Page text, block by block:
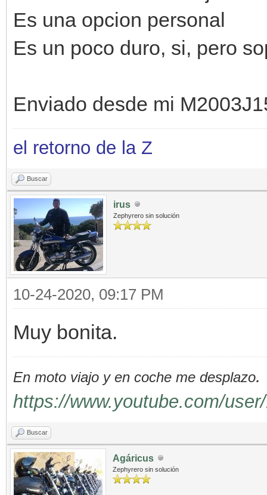
Es una opcion personal
Es un poco duro, si, pero
Enviado desde mi
el retorno de la Z
Buscar
irus
Zephyrero sin solución
10-24-2020, 09:17 PM
Muy bonita.
En moto viajo y en coche me desplazo.
https://www.youtube.com/
Buscar
Agáricus
Zephyrero sin solución